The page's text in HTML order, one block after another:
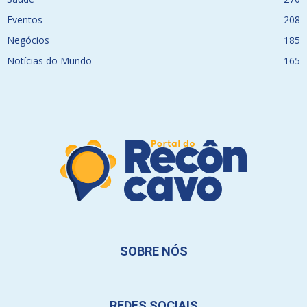
Eventos
208
Negócios
185
Notícias do Mundo
165
SOBRE NÓS